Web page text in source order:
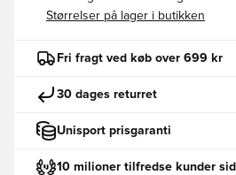
Størrelser på lager i butikken
Fri fragt ved køb over 699 kr
30 dages returret
Unisport prisgaranti
10 milioner tilfredse kunder